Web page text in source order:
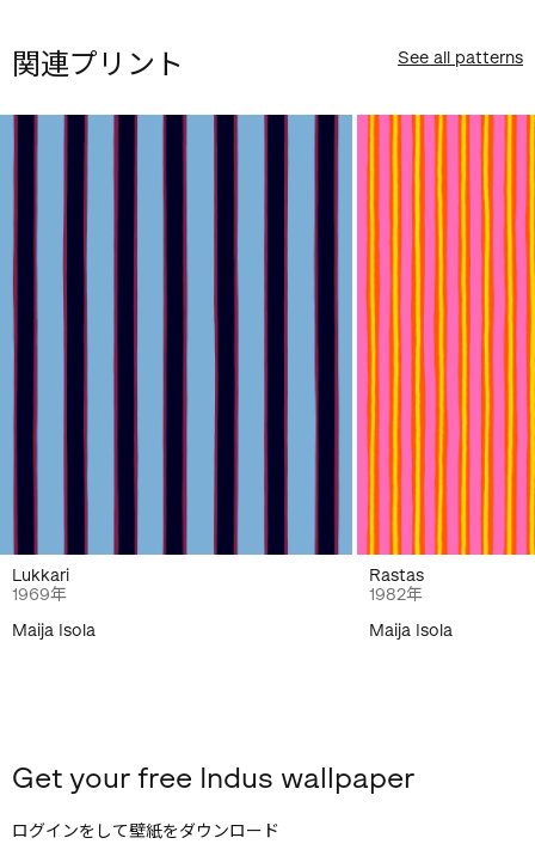
関連プリント See all patterns
Lukkari
1969年
Maija Isola
Rastas
1982年
Maija Isola
Get your free Indus wallpaper
ログインをして壁紙をダウンロード